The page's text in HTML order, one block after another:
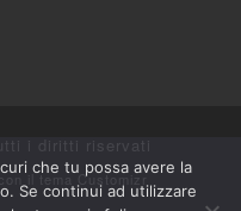
i diritti riservati
iltema Customizr
che tu possa avere la
Se continui ad utilizzare